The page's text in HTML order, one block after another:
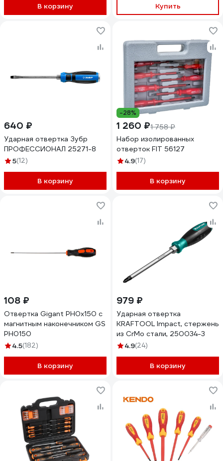
В корзину Купить
640 ₽
Ударная отвертка Зубр
ПРОФЕССИОНАЛ 25271-8
5(12)
В корзину
-28%
1 260 ₽1 758 ₽
Набор изолированных
отверток FIT 56127
4.9(17)
В корзину
108 ₽
Отвертка Gigant PH0x150 с
магнитным наконечником GS
PH0150
4.5(182)
В корзину
979 ₽
Ударная отвертка
KRAFTOOL Impact, стержень
из CrMo стали, 250034-3
4.9(24)
В корзину